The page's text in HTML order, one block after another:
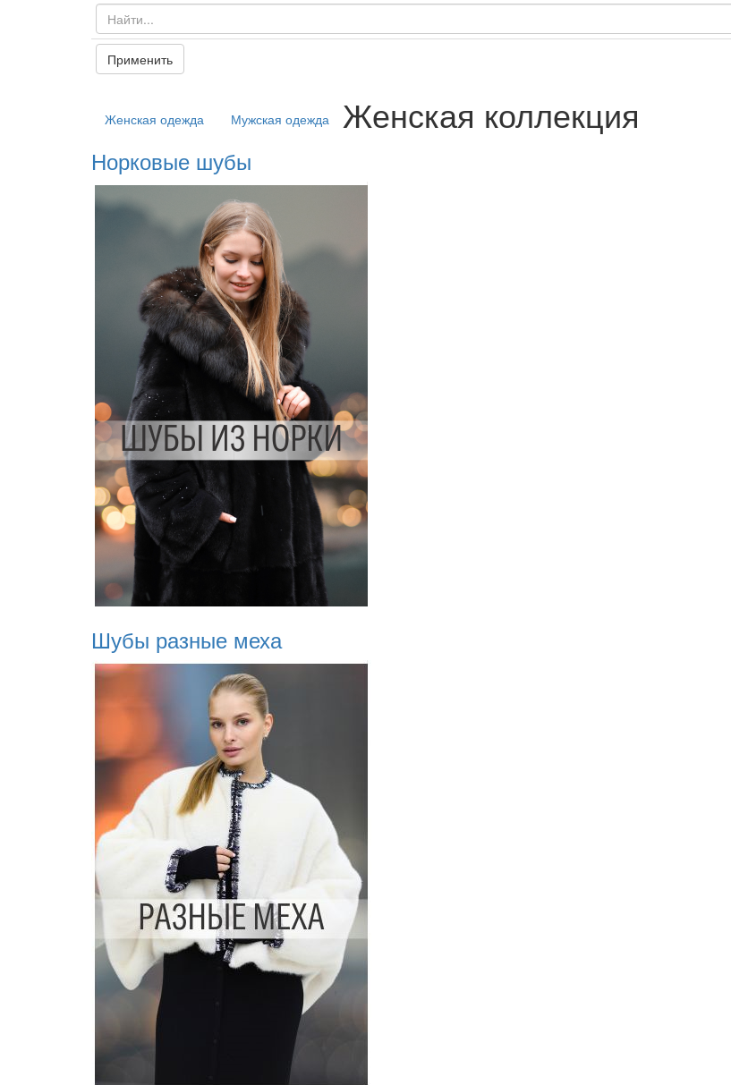
Применить
Женская одежда Мужская одежда Женская коллекция
Норковые шубы
Шубы разные меха